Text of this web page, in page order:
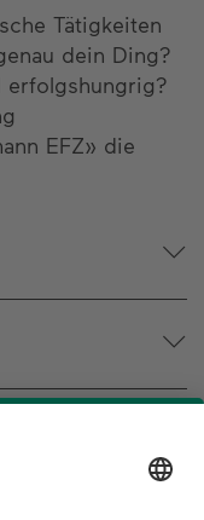
Tätigkeiten
dein Ding?
erfolgshungrig?
EFZ» die